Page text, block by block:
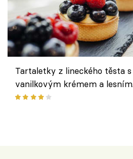
Tartaletky z lineckého těsta s
vanilkovým krémem a lesním
ovocem podle Bread Society